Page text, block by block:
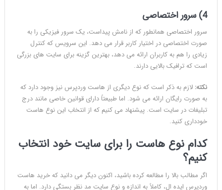
4) سرور اختصاصی
سرور اختصاصی همانطور که از نامش پیداست، یک سرور فیزیکی را به
صورت اختصاصی در اختیار کاربر قرار می دهد. این سرویس که کنترل
زیادی را هم به کاربران ارائه می دهد، بهترین گزینه برای سایت های بزرگی
است که ترافیک بالایی دارند.
نکته: لازم به ذکر است که نوع دیگری از هاست وردپرس نیز وجود دارد که
به صورت رایگان ارائه می شود. اما طبیعتاً دارای قوانین خاصی مانند درج
تبلیغات در سایت است. پیشنهاد می کنیم که از انتخاب این نوع هاست
خودداری کنید.
کدام نوع هاست را برای سایت خود انتخاب
کنیم؟
اگر مطالب بالا را مطالعه کرده باشید، اکنون دیگر می دانید که خرید هاست
وردپرس ایده ال، کاملاً به اندازه و نوع سایت مد نظر بستگی دارد. اما به